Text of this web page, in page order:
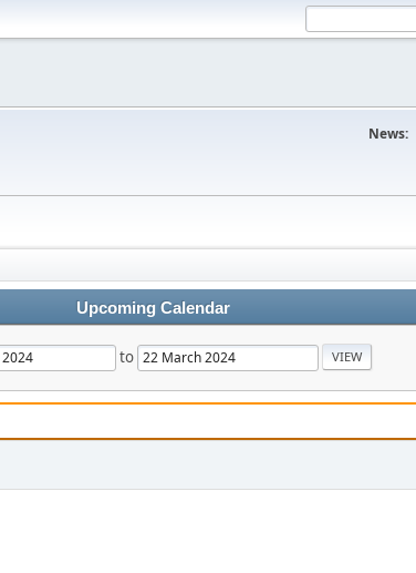
News:
Upcoming Calendar
to